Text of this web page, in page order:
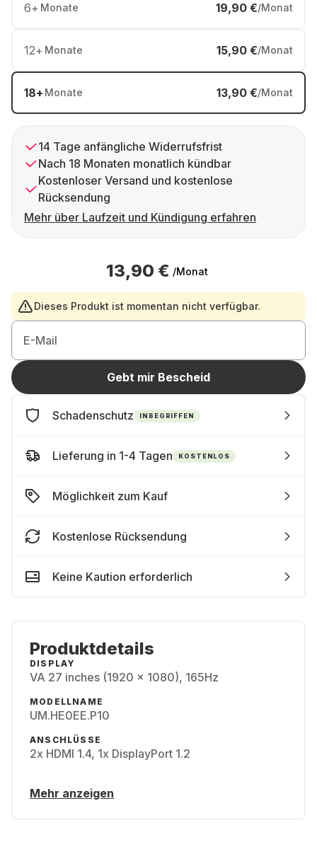
6+ Monate 19,90 €/Monat
12+ Monate 15,90 €/Monat
18+ Monate 13,90 €/Monat
14 Tage anfängliche Widerrufsfrist
Nach 18 Monaten monatlich kündbar
Kostenloser Versand und kostenlose
Rücksendung
Mehr über Laufzeit und Kündigung erfahren
13,90 € /Monat
Dieses Produkt ist momentan nicht verfügbar.
E-Mail
Gebt mir Bescheid
Schadenschutz INBEGRIFFEN
Lieferung in 1-4 Tagen KOSTENLOS
Möglichkeit zum Kauf
Kostenlose Rücksendung
Keine Kaution erforderlich
Produktdetails
DISPLAY
VA 27 inches (1920 x 1080), 165Hz
MODELLNAME
UM.HE0EE.P10
ANSCHLÜSSE
2x HDMI 1.4, 1x DisplayPort 1.2
Mehr anzeigen